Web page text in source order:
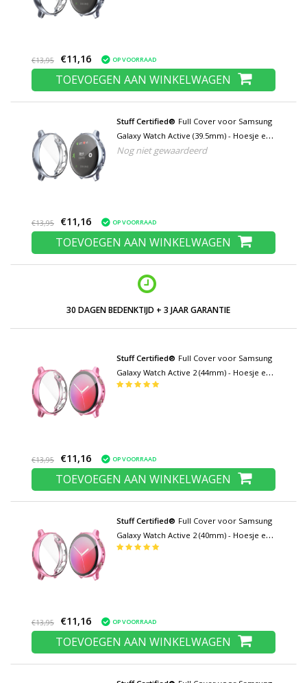
€13,95 €11,16 OP VOORRAAD
TOEVOEGEN AAN WINKELWAGEN
Stuff Certified® Full Cover voor Samsung
Galaxy Watch Active (39.5mm) - Hoesje en
Screen Protector - TPU Hard Case Grijs
Nog niet gewaardeerd
€13,95 €11,16 OP VOORRAAD
TOEVOEGEN AAN WINKELWAGEN
LAGE PRIJZEN EN RUIM ASSORTIMENT
Stuff Certified® Full Cover voor Samsung
Galaxy Watch Active 2 (44mm) - Hoesje en
Screen Protector - TPU Hard Case Roze
€13,95 €11,16 OP VOORRAAD
TOEVOEGEN AAN WINKELWAGEN
Stuff Certified® Full Cover voor Samsung
Galaxy Watch Active 2 (40mm) - Hoesje en
Screen Protector - TPU Hard Case Roze
€13,95 €11,16 OP VOORRAAD
TOEVOEGEN AAN WINKELWAGEN